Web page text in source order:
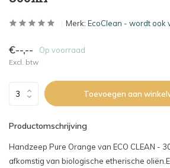
Merk: EcoClean - wordt ook
€--,-- Op voorraad
Excl. btw
Toevoegen aan
Productomschrijving
Handzeep Pure Orange van ECO CLEAN -
afkomstig van biologische etherische